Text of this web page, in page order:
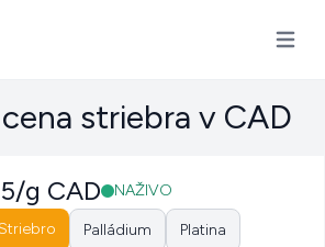
striebra v CAD
g CAD NAŽIVO
Striebro Palládium
Platina